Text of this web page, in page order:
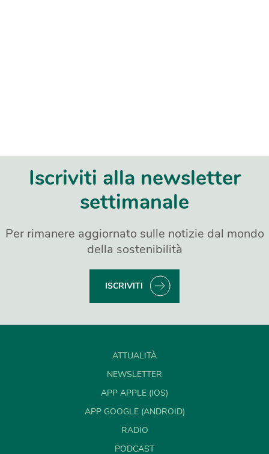
Iscriviti alla newsletter
settimanale
Per rimanere aggiornato sulle notizie dal mondo
della sostenibilità
ISCRIVITI
ATTUALITÀ
NEWSLETTER
APP APPLE (IOS)
APP GOOGLE (ANDROID)
RADIO
PODCAST